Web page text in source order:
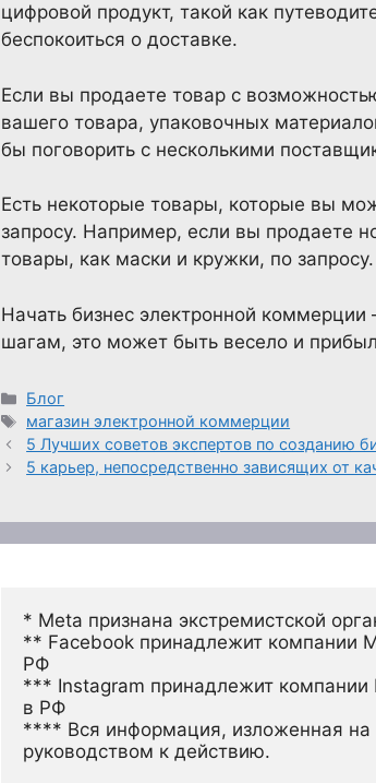
цифровой продукт, такой как
беспокоиться о доставке.
Если вы продаете товар с
вашего товара, упаковочных
бы поговорить с несколькими
Есть некоторые товары, которые вы
запросу. Например, если вы продаете
товары, как маски и кружки, по запросу.
Начать бизнес электронной
шагам, это может быть весело и
Рубрики
Блог
Метки
магазин электронной коммерции
5 Лучших советов экспертов по созданию
5 карьер, непосредственно зависящих от
* Meta признана экстремистской
** Facebook принадлежит компании
РФ
*** Instagram принадлежит компании
в РФ
**** Вся информация, изложенная на
руководством к действию.